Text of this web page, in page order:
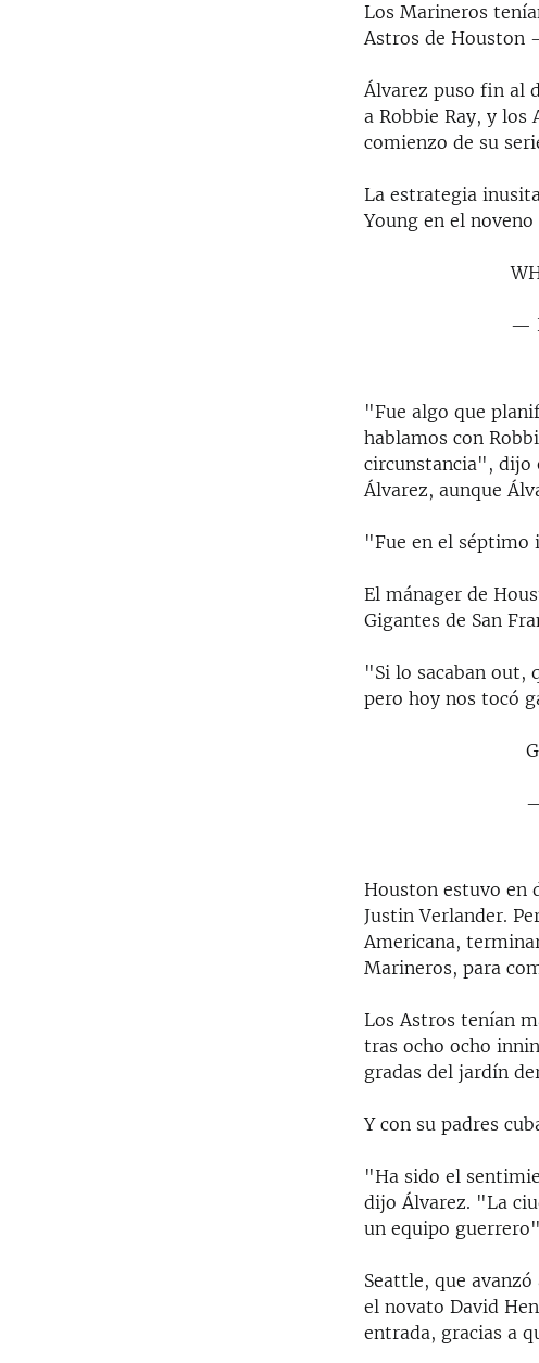
Los Marineros
Astros de
Álvarez puso fin al
a Robbie Ray, y
comienzo de su
La estrategia
Young en el
—
"Fue algo que
hablamos con
circunstancia", dijo
Álvarez, aunque
"Fue en el séptimo
El mánager de
Gigantes de San
"Si lo sacaban out,
pero hoy nos tocó
Houston estuvo en
Justin Verlander.
Americana,
Marineros, para
Los Astros tenían
tras ocho ocho
gradas del jardín
Y con su padres
"Ha sido el
dijo Álvarez. "La
un equipo
Seattle, que
el novato David
entrada, gracias a